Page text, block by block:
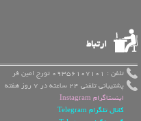
ارتباط
تلفن : 09356107101 تورج امین فر
پشتیبانی تلفنی 24 ساعته در 7 روز هفته
اینستاگرام Instagram
کانال تلگرام Telegram